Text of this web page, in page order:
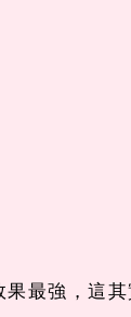
最強，這其